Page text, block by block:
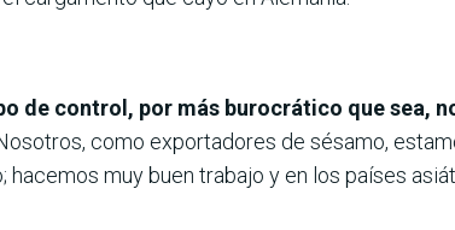
de control, por más burocrático que sea,
Nosotros, como exportadores de sésamo,
muy buen trabajo y en los países